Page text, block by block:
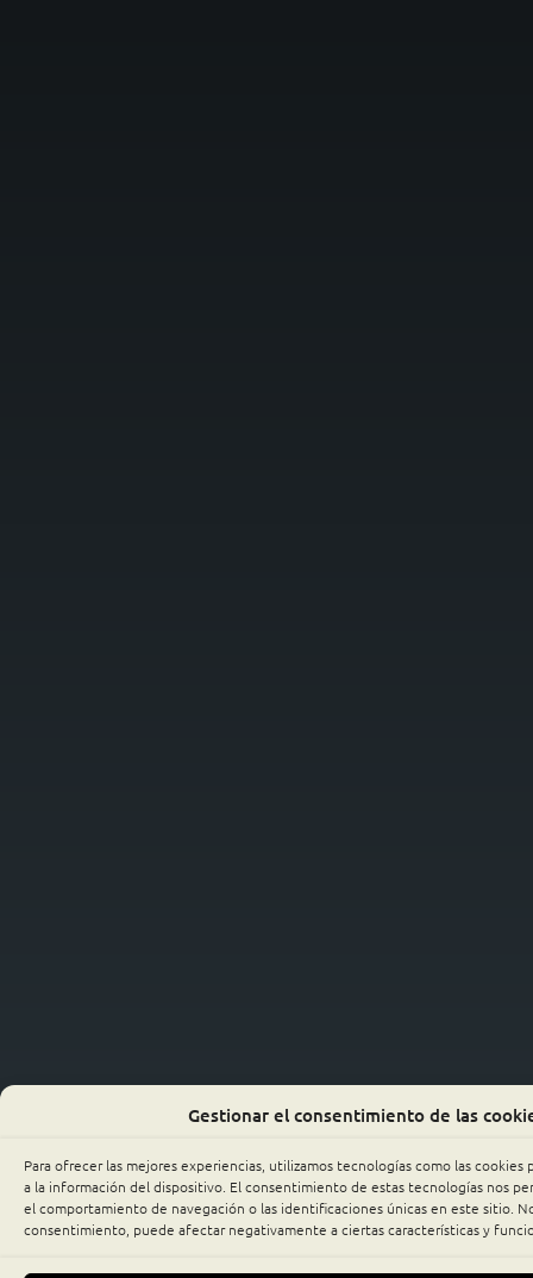
Gestionar el consentimiento de las
Para ofrecer las mejores experiencias, utilizamos tecnologías como las cookies
a la información del dispositivo. El consentimiento de estas tecnologías nos
el comportamiento de navegación o las identificaciones únicas en este sitio.
consentimiento, puede afectar negativamente a ciertas características y